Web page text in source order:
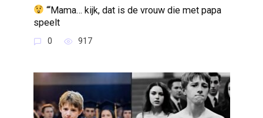
“‘Mama… kijk, dat is de vrouw die met papa
speelt
0 917